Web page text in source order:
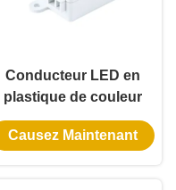
Conducteur LED en
plastique de couleur
blanche IP20 de 6 W
avec tension constante
Causez Maintenant